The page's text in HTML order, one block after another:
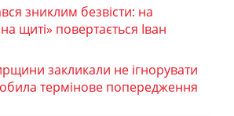
зниклим безвісти: на
щиті» повертається Іван
закликали не ігнорувати
термінове попередження